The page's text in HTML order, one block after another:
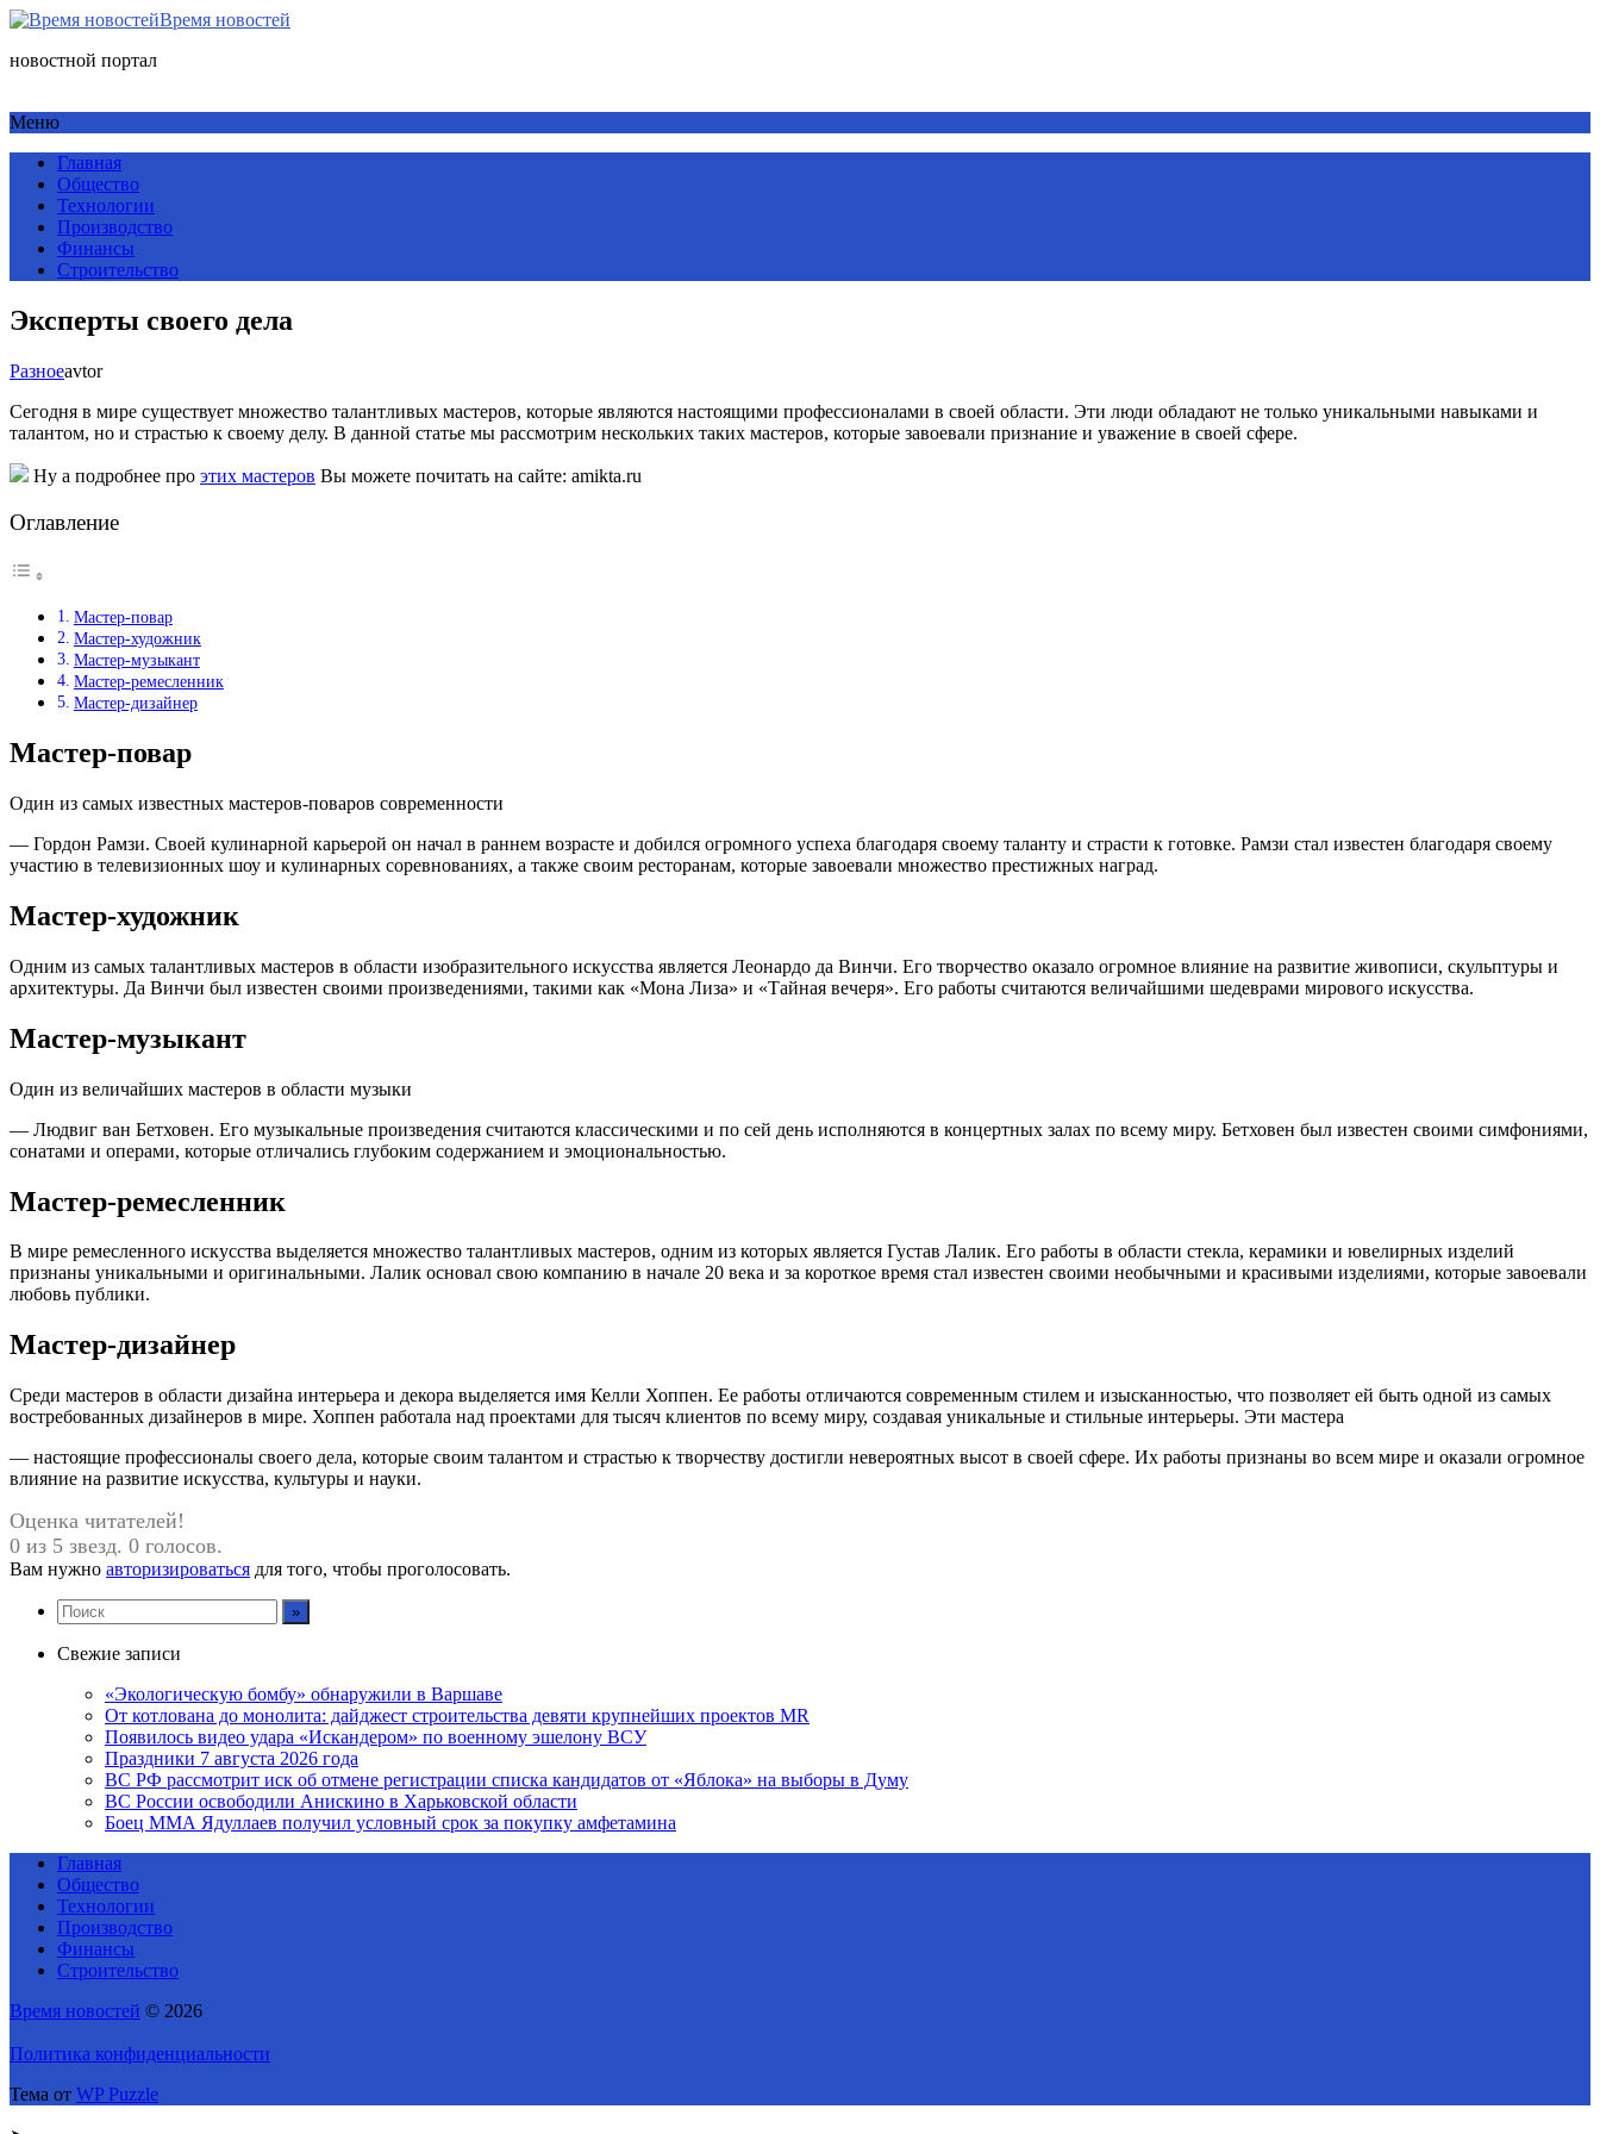
Время новостей
новостной портал
Меню
Главная
Общество
Технологии
Производство
Финансы
Строительство
Эксперты своего дела
Разноеavtor
Сегодня в мире существует множество талантливых мастеров, которые являются настоящими профессионалами в своей области. Эти люди обладают не только уникальными навыками и
талантом, но и страстью к своему делу. В данной статье мы рассмотрим нескольких таких мастеров, которые завоевали признание и уважение в своей сфере.
Ну а подробнее про этих мастеров Вы можете почитать на сайте: amikta.ru
Оглавление
Мастер-повар
Мастер-художник
Мастер-музыкант
Мастер-ремесленник
Мастер-дизайнер
Мастер-повар
Один из самых известных мастеров-поваров современности
— Гордон Рамзи. Своей кулинарной карьерой он начал в раннем возрасте и добился огромного успеха благодаря своему таланту и страсти к готовке. Рамзи стал известен благодаря своему
участию в телевизионных шоу и кулинарных соревнованиях, а также своим ресторанам, которые завоевали множество престижных наград.
Мастер-художник
Одним из самых талантливых мастеров в области изобразительного искусства является Леонардо да Винчи. Его творчество оказало огромное влияние на развитие живописи, скульптуры и
архитектуры. Да Винчи был известен своими произведениями, такими как «Мона Лиза» и «Тайная вечеря». Его работы считаются величайшими шедеврами мирового искусства.
Мастер-музыкант
Один из величайших мастеров в области музыки
— Людвиг ван Бетховен. Его музыкальные произведения считаются классическими и по сей день исполняются в концертных залах по всему миру. Бетховен был известен своими симфониями,
сонатами и операми, которые отличались глубоким содержанием и эмоциональностью.
Мастер-ремесленник
В мире ремесленного искусства выделяется множество талантливых мастеров, одним из которых является Густав Лалик. Его работы в области стекла, керамики и ювелирных изделий
признаны уникальными и оригинальными. Лалик основал свою компанию в начале 20 века и за короткое время стал известен своими необычными и красивыми изделиями, которые завоевали
любовь публики.
Мастер-дизайнер
Среди мастеров в области дизайна интерьера и декора выделяется имя Келли Хоппен. Ее работы отличаются современным стилем и изысканностью, что позволяет ей быть одной из самых
востребованных дизайнеров в мире. Хоппен работала над проектами для тысяч клиентов по всему миру, создавая уникальные и стильные интерьеры. Эти мастера
— настоящие профессионалы своего дела, которые своим талантом и страстью к творчеству достигли невероятных высот в своей сфере. Их работы признаны во всем мире и оказали огромное
влияние на развитие искусства, культуры и науки.
Оценка читателей!
0 из 5 звезд. 0 голосов.
Вам нужно авторизироваться для того, чтобы проголосовать.
Свежие записи
«Экологическую бомбу» обнаружили в Варшаве
От котлована до монолита: дайджест строительства девяти крупнейших проектов MR
Появилось видео удара «Искандером» по военному эшелону ВСУ
Праздники 7 августа 2026 года
ВС РФ рассмотрит иск об отмене регистрации списка кандидатов от «Яблока» на выборы в Думу
ВС России освободили Анискино в Харьковской области
Боец ММА Ядуллаев получил условный срок за покупку амфетамина
Главная
Общество
Технологии
Производство
Финансы
Строительство
Время новостей © 2026
Политика конфиденциальности
Тема от WP Puzzle